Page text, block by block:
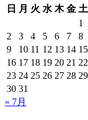
日
月 火 水 木 金 土
1
2
3 4 5 6 7
8
9
10 11 12 13 14 15
16 17 18 19 20 21 22
23 24 25 26 27 28 29
30 31
« 7月